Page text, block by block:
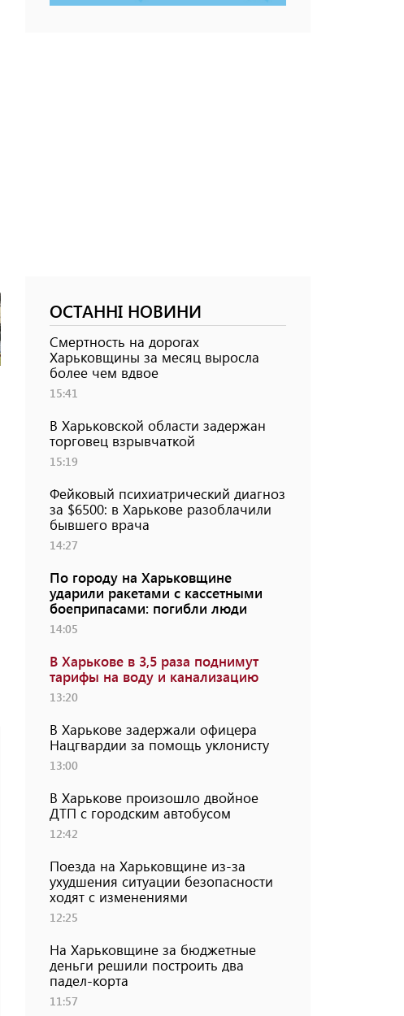
ОСТАННІ НОВИНИ
Смертность на дорогах
Харьковщины за месяц выросла
более чем вдвое
15:41
В Харьковской области задержан
торговец взрывчаткой
15:19
Фейковый психиатрический диагноз
за $6500: в Харькове разоблачили
бывшего врача
14:27
По городу на Харьковщине
ударили ракетами с кассетными
боеприпасами: погибли люди
14:05
В Харькове в 3,5 раза поднимут
тарифы на воду и канализацию
13:20
В Харькове задержали офицера
Нацгвардии за помощь уклонисту
13:00
В Харькове произошло двойное
ДТП с городским автобусом
12:42
Поезда на Харьковщине из-за
ухудшения ситуации безопасности
ходят с изменениями
12:25
На Харьковщине за бюджетные
деньги решили построить два
падел-корта
11:57